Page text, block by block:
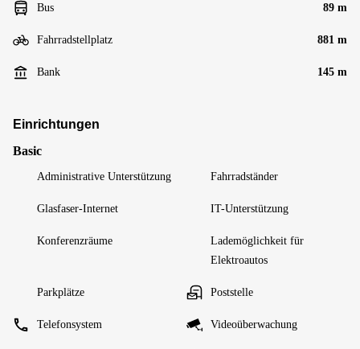
Bus 89 m
Fahrradstellplatz 881 m
Bank 145 m
Einrichtungen
Basic
Administrative Unterstützung Fahrradständer
Glasfaser-Internet IT-Unterstützung
Konferenzräume
Lademöglichkeit für
Elektroautos
Parkplätze Poststelle
Telefonsystem Videoüberwachung